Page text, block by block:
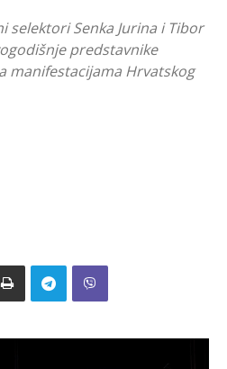
Senka Jurina i Tibor
predstavnike
manifestacijama Hrvatskog